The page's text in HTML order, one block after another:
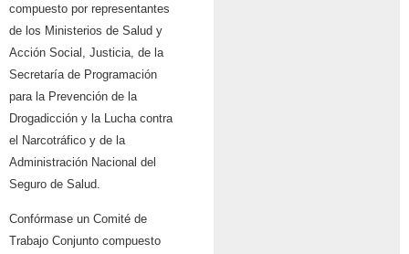
compuesto por representantes
de los Ministerios de Salud y
Acción Social, Justicia, de la
Secretaría de Programación
para la Prevención de la
Drogadicción y la Lucha contra
el Narcotráfico y de la
Administración Nacional del
Seguro de Salud.
Confórmase un Comité de
Trabajo Conjunto compuesto